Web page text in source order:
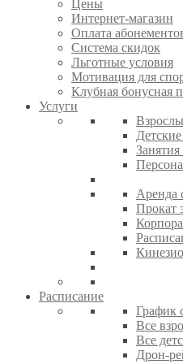
Цены
Интернет-магазин
Оплата
Система скидок
Льготные условия
Мотивация для
Клубная бонусная
Услуги
Аренда
Прокат
Расписание
График
Все
Все
Дрон-